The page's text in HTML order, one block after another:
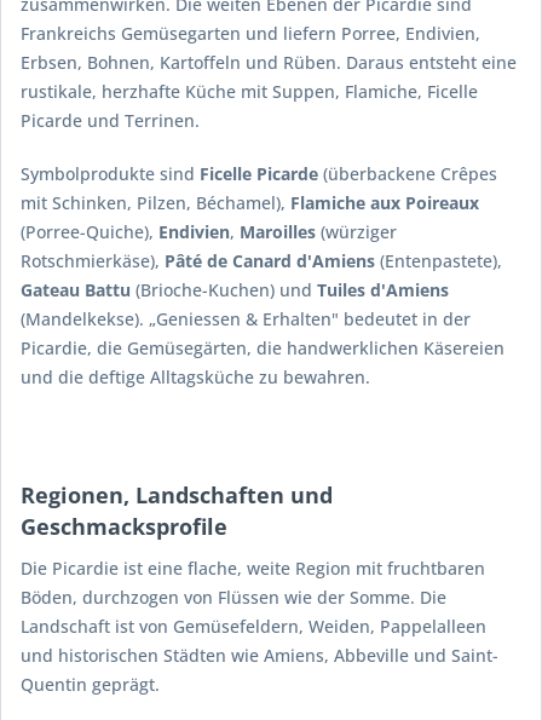
Frankreichs Gemüsegarten und liefern Porree, Endivien,
Erbsen, Bohnen, Kartoffeln und Rüben. Daraus entsteht eine
rustikale, herzhafte Küche mit Suppen, Flamiche, Ficelle
Picarde und Terrinen.
Symbolprodukte sind Ficelle Picarde (überbackene Crêpes
mit Schinken, Pilzen, Béchamel), Flamiche aux Poireaux
(Porree-Quiche), Endivien, Maroilles (würziger
Rotschmierkäse), Pâté de Canard d'Amiens (Entenpastete),
Gateau Battu (Brioche-Kuchen) und Tuiles d'Amiens
(Mandelkekse). „Geniessen & Erhalten" bedeutet in der
Picardie, die Gemüsegärten, die handwerklichen Käsereien
und die deftige Alltagsküche zu bewahren.
Regionen, Landschaften und
Geschmacksprofile
Die Picardie ist eine flache, weite Region mit fruchtbaren
Böden, durchzogen von Flüssen wie der Somme. Die
Landschaft ist von Gemüsefeldern, Weiden, Pappelalleen
und historischen Städten wie Amiens, Abbeville und Saint-
Quentin geprägt.